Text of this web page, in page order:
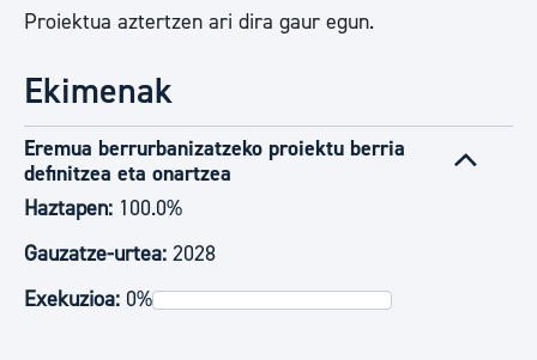
Proiektua aztertzen ari dira gaur egun.
Ekimenak
Eremua berrurbanizatzeko proiektu berria
definitzea eta onartzea
Haztapen: 100.0%
Gauzatze-urtea: 2028
Exekuzioa: 0%